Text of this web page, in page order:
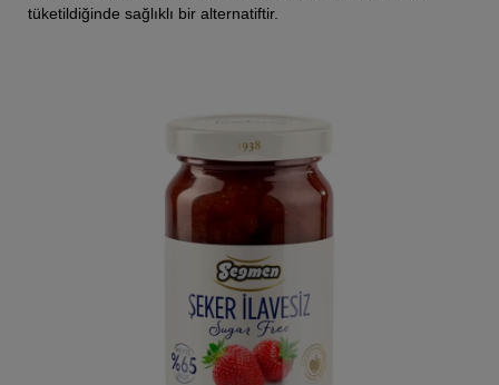
tüketildiğinde sağlıklı bir alternatiftir.